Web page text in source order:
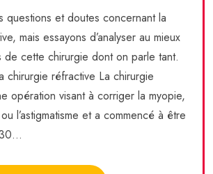
questions et doutes concernant la
mais essayons d’analyser au mieux
de cette chirurgie dont on parle tant.
chirurgie réfractive La chirurgie
opération visant à corriger la myopie,
l’astigmatisme et a commencé à être